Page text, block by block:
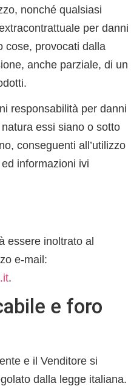
nonché qualsiasi
per danni
cose, provocati dalla
anche parziale, di un
responsabilità per danni
essi siano o sotto
conseguenti all’utilizzo
informazioni ivi
essere inoltrato al
e-mail:
.
e foro
e il Venditore si
dalla legge italiana.